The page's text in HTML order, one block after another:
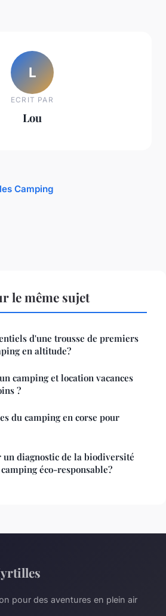
L
ECRIT PAR
Lou
Camping
le même sujet
d'une trousse de premiers
en altitude?
camping et location vacances
?
du camping en corse pour
diagnostic de la biodiversité
éco-responsable?
pour des aventures en plein air